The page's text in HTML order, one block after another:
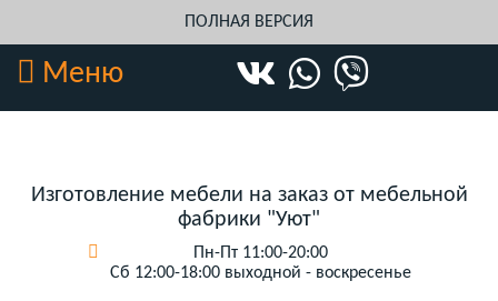
ПОЛНАЯ ВЕРСИЯ
Меню
Изготовление мебели на заказ от мебельной
фабрики "Уют"
Пн-Пт 11:00-20:00
Сб 12:00-18:00 выходной - воскресенье